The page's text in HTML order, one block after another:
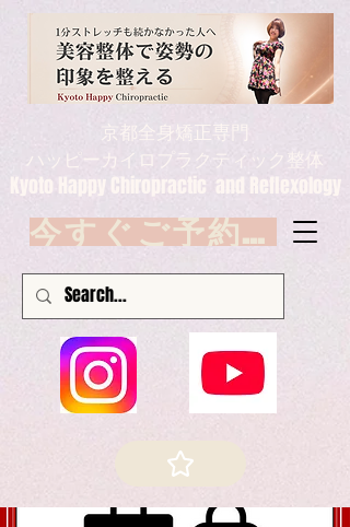
京都全身矯正専門
ハッピーカイロプラクティック整体
Kyoto Happy Chiropractic and Reflexology
今すぐご予約 Book now